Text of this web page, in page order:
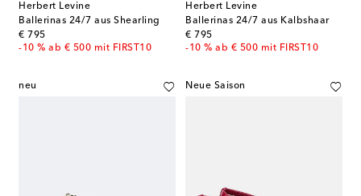
Herbert Levine
Ballerinas 24/7 aus Shearling
€ 795
original price
-10 % ab € 500 mit FIRST10
Herbert Levine
Ballerinas 24/7 aus Kalbshaar
€ 795
original price
-10 % ab € 500 mit FIRST10
neu Neue Saison